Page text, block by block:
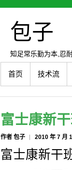
包子
知足常乐勤为本,忍
首页 技术流
富士康新
作者 包子 2010 年 7 月
富士康新干